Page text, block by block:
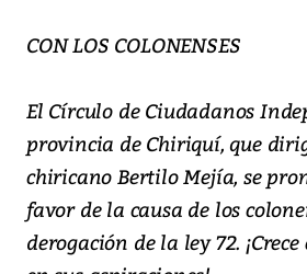
CON LOS COLONENSES
El Círculo de Ciudadanos
provincia de Chiriquí, que
chiricano Bertilo Mejía, se
favor de la causa de los
derogación de la ley 72.